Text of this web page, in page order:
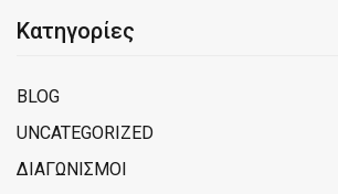
Κατηγορίες
BLOG
UNCATEGORIZED
ΔΙΑΓΩΝΙΣΜΟΙ